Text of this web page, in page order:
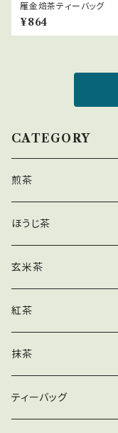
雁金焙茶ティーバッグ
¥864
CATEGORY
煎茶
茶葉
ティーバッグ
業務用
粉末
ほうじ茶
茶葉
ティーバッグ
業務用
粉末
玄米茶
茶葉
ティーバッグ
業務用
紅茶
茶葉
ティーバッグ
抹茶
木箱
ティーバッグ